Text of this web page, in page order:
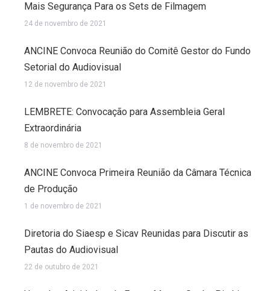
Mais Segurança Para os Sets de Filmagem
24 de novembro de 2021
ANCINE Convoca Reunião do Comitê Gestor do Fundo
Setorial do Audiovisual
12 de novembro de 2021
LEMBRETE: Convocação para Assembleia Geral
Extraordinária
8 de novembro de 2021
ANCINE Convoca Primeira Reunião da Câmara Técnica
de Produção
1 de novembro de 2021
Diretoria do Siaesp e Sicav Reunidas para Discutir as
Pautas do Audiovisual
22 de outubro de 2021